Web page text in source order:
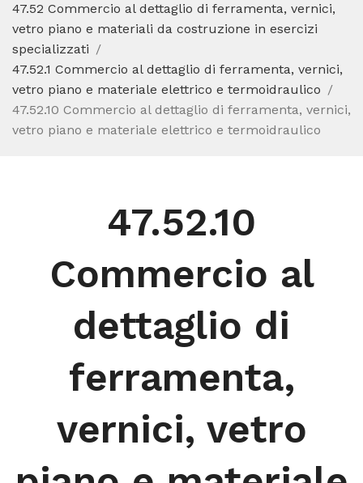
47.52 Commercio al dettaglio di ferramenta, vernici,
vetro piano e materiali da costruzione in esercizi
specializzati
47.52.1 Commercio al dettaglio di ferramenta, vernici,
vetro piano e materiale elettrico e termoidraulico
47.52.10 Commercio al dettaglio di ferramenta, vernici,
vetro piano e materiale elettrico e termoidraulico
47.52.10
Commercio al
dettaglio di
ferramenta,
vernici, vetro